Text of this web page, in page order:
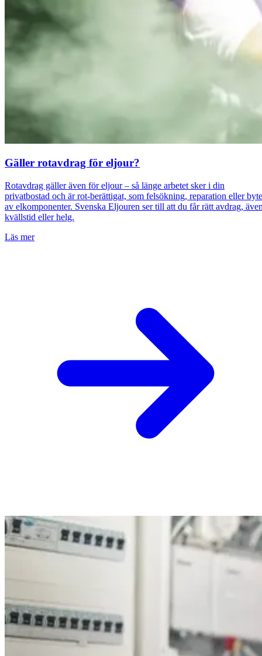
Gäller rotavdrag för eljour?
Rotavdrag gäller även för eljour – så länge arbetet sker i din
privatbostad och är rot-berättigat, som felsökning, reparation eller byte
av elkomponenter. Svenska Eljouren ser till att du får rätt avdrag,
kvällstid eller helg.
Läs mer